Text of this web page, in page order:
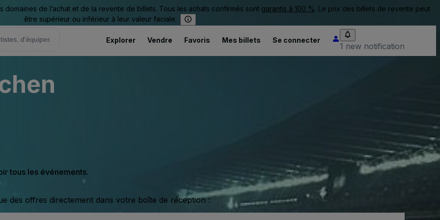
de l’achat et de la revente de billets. Tous les achats confirmés sont garantis à 100 %. Le prix des billets de revente peut
être supérieur ou inférieur à leur valeur faciale.
Explorer Vendre Favoris Mes billets Se connecter
1 new notification
tous les événements.
des offres directement dans votre boîte de réception :